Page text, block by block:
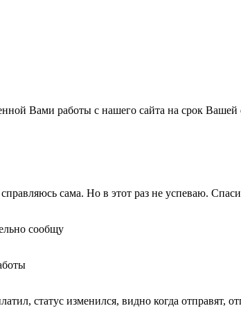
Вами работы с нашего сайта на срок Вашей
сама. Но в этот раз не успеваю.
сообщу
статус изменился, видно когда отправят,